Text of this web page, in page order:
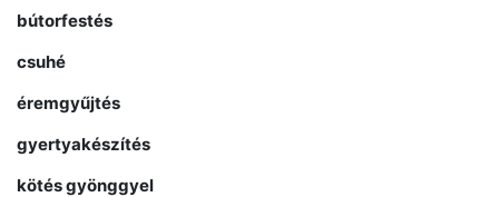
bútorfestés
csuhé
éremgyűjtés
gyertyakészítés
kötés gyönggyel